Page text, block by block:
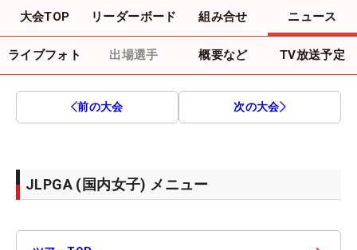
大会TOP リーダーボード 組み合せ ニュース
ライブフォト 出場選手 概要など TV放送予定
前の大会 次の大会
JLPGA (国内女子) メニュー